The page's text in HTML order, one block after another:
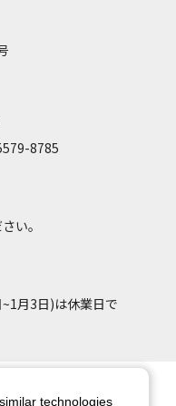
8785
い。
月3日)は休業日で
トポリシー
technologies